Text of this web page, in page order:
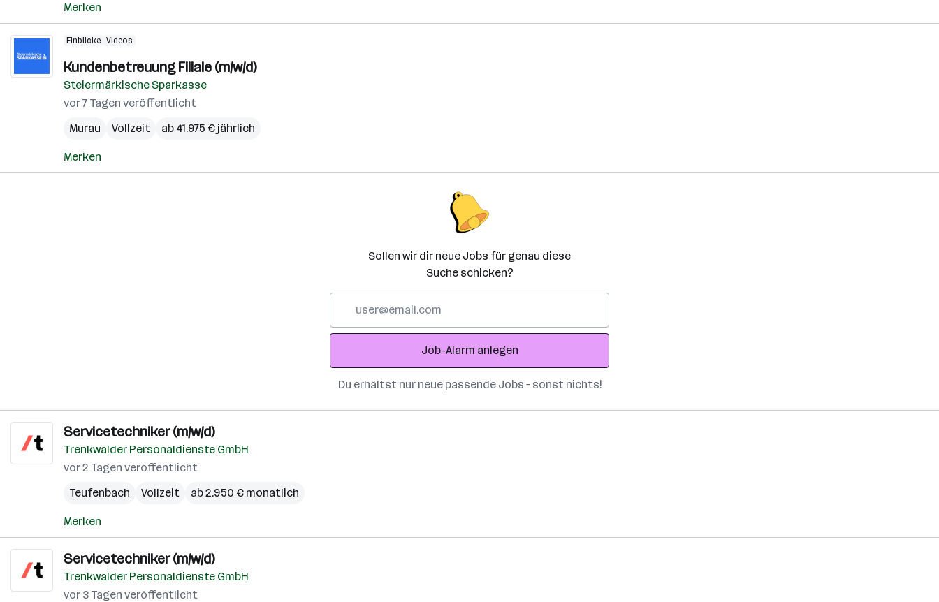
Merken
Einblicke Videos
Kundenbetreuung Filiale (m/w/d)
Steiermärkische Sparkasse
vor 7 Tagen veröffentlicht
Murau
Vollzeit ab 41.975 € jährlich
Merken
Sollen wir dir neue Jobs für genau diese
Suche schicken?
Adresse
Job-Alarm anlegen
Du erhältst nur neue passende Jobs – sonst nichts!
Servicetechniker (m/w/d)
Trenkwalder Personaldienste GmbH
vor 2 Tagen veröffentlicht
Teufenbach
Vollzeit ab 2.950 € monatlich
Merken
Servicetechniker (m/w/d)
Trenkwalder Personaldienste GmbH
vor 3 Tagen veröffentlicht